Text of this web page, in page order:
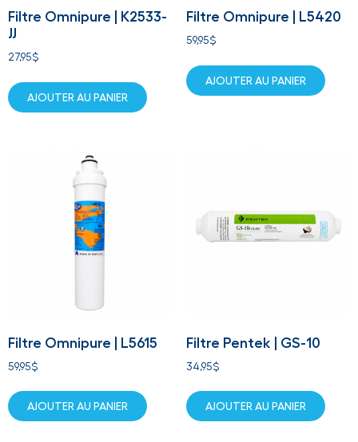
Filtre Omnipure | K2533-
JJ
27,95$
AJOUTER AU PANIER
Filtre Omnipure | L5420
59,95$
AJOUTER AU PANIER
Filtre Omnipure | L5615
59,95$
AJOUTER AU PANIER
Filtre Pentek | GS-10
34,95$
AJOUTER AU PANIER